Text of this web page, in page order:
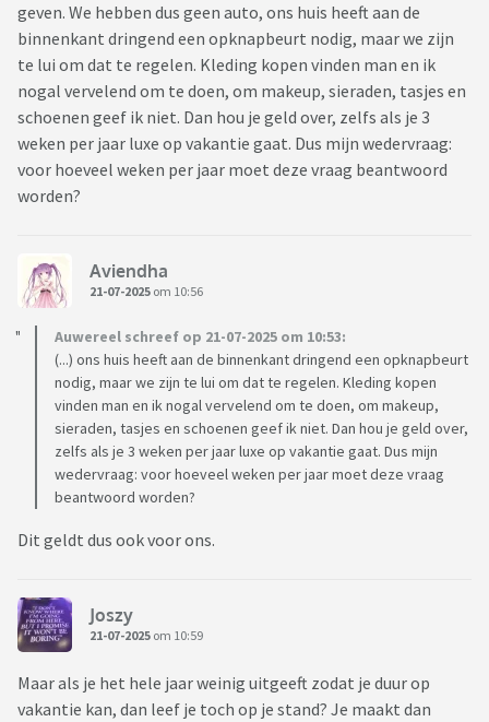
geven. We hebben dus geen auto, ons huis heeft aan de
binnenkant dringend een opknapbeurt nodig, maar we zijn
te lui om dat te regelen. Kleding kopen vinden man en ik
nogal vervelend om te doen, om makeup, sieraden, tasjes en
schoenen geef ik niet. Dan hou je geld over, zelfs als je 3
weken per jaar luxe op vakantie gaat. Dus mijn wedervraag:
voor hoeveel weken per jaar moet deze vraag beantwoord
worden?
Aviendha
21-07-2025 om 10:56
Auwereel schreef op 21-07-2025 om 10:53:
(...) ons huis heeft aan de binnenkant dringend een opknapbeurt
nodig, maar we zijn te lui om dat te regelen. Kleding kopen
vinden man en ik nogal vervelend om te doen, om makeup,
sieraden, tasjes en schoenen geef ik niet. Dan hou je geld over,
zelfs als je 3 weken per jaar luxe op vakantie gaat. Dus mijn
wedervraag: voor hoeveel weken per jaar moet deze vraag
beantwoord worden?
Dit geldt dus ook voor ons.
Joszy
21-07-2025 om 10:59
Maar als je het hele jaar weinig uitgeeft zodat je duur op
vakantie kan, dan leef je toch op je stand? Je maakt dan